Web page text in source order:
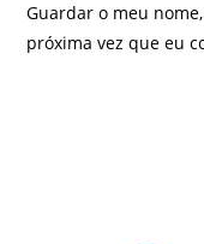
Guardar o meu
próxima vez que eu